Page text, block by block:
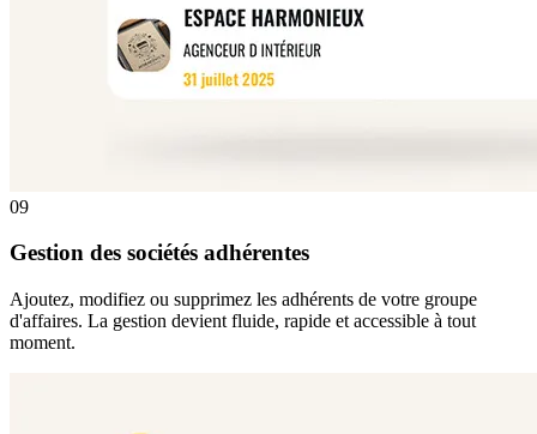
09
Gestion des sociétés adhérentes
Ajoutez, modifiez ou supprimez les adhérents de votre groupe
d'affaires. La gestion devient fluide, rapide et accessible à tout
moment.